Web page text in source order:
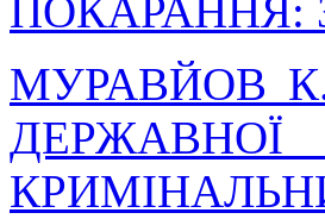
ПОКАРАННЯ:
МУРАВЙОВ